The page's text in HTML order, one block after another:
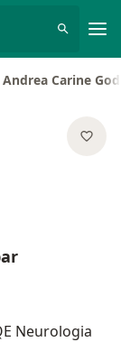
Andrea Carine
Neurologia